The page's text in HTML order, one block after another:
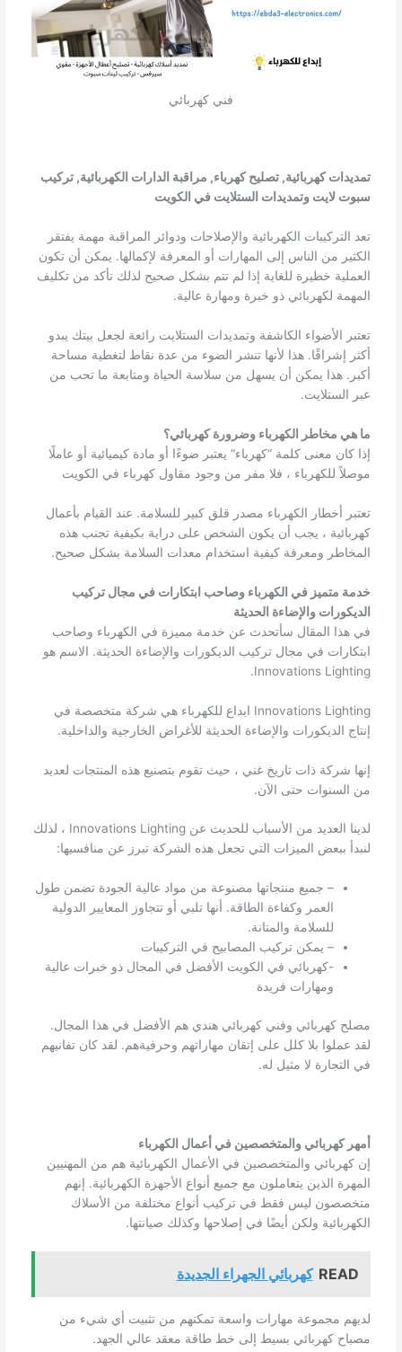
فني كهربائي
تمديدات كهربائية, تصليح كهرباء, مراقبة الدارات الكهربائية, تركيب
سبوت لايت وتمديدات الستلايت في الكويت
تعد التركيبات الكهربائية والإصلاحات ودوائر المراقبة مهمة يفتقر
الكثير من الناس إلى المهارات أو المعرفة لإكمالها. يمكن أن تكون
العملية خطيرة للغاية إذا لم تتم بشكل صحيح لذلك تأكد من تكليف
المهمة لكهربائي ذو خبرة ومهارة عالية.
تعتبر الأضواء الكاشفة وتمديدات الستلايت رائعة لجعل بيتك يبدو
أكثر إشراقًا. هذا لأنها تنشر الضوء من عدة نقاط لتغطية مساحة
أكبر. هذا يمكن أن يسهل من سلاسة الحياة ومتابعة ما تحب من
عبر الستلايت.
ما هي مخاطر الكهرباء وضرورة كهربائي؟
إذا كان معنى كلمة “كهرباء” يعتبر ضوءًا أو مادة كيميائية أو عاملًا
موصلاً للكهرباء ، فلا مفر من وجود مقاول كهرباء في الكويت
تعتبر أخطار الكهرباء مصدر قلق كبير للسلامة. عند القيام بأعمال
كهربائية ، يجب أن يكون الشخص على دراية بكيفية تجنب هذه
المخاطر ومعرفة كيفية استخدام معدات السلامة بشكل صحيح.
خدمة متميز في الكهرباء وصاحب ابتكارات في مجال تركيب
الديكورات والإضاءة الحديثة
في هذا المقال سأتحدث عن خدمة مميزة في الكهرباء وصاحب
ابتكارات في مجال تركيب الديكورات والإضاءة الحديثة. الاسم هو
Innovations Lighting.
Innovations Lighting ابداع للكهرباء هي شركة متخصصة في
إنتاج الديكورات والإضاءة الحديثة للأغراض الخارجية والداخلية.
إنها شركة ذات تاريخ غني ، حيث تقوم بتصنيع هذه المنتجات لعديد
من السنوات حتى الآن.
لدينا العديد من الأسباب للحديث عن Innovations Lighting ، لذلك
لنبدأ ببعض الميزات التي تجعل هذه الشركة تبرز عن منافسيها:
– جميع منتجاتها مصنوعة من مواد عالية الجودة تضمن طول
العمر وكفاءة الطاقة. أنها تلبي أو تتجاوز المعايير الدولية
للسلامة والمتانة.
– يمكن تركيب المصابيح في التركيبات
-كهربائي في الكويت الأفضل في المجال ذو خبرات عالية
ومهارات فريدة
مصلح كهربائي وفني كهربائي هندي هم الأفضل في هذا المجال.
لقد عملوا بلا كلل على إتقان مهاراتهم وحرفيةهم. لقد كان تفانيهم
في التجارة لا مثيل له.
أمهر كهربائي والمتخصصين في أعمال الكهرباء
إن كهربائي والمتخصصين في الأعمال الكهربائية هم من المهنيين
المهرة الذين يتعاملون مع جميع أنواع الأجهزة الكهربائية. إنهم
متخصصون ليس فقط في تركيب أنواع مختلفة من الأسلاك
الكهربائية ولكن أيضًا في إصلاحها وكذلك صيانتها.
READ كهربائي الجهراء الجديدة
لديهم مجموعة مهارات واسعة تمكنهم من تثبيت أي شيء من
مصباح كهربائي بسيط إلى خط طاقة معقد عالي الجهد.